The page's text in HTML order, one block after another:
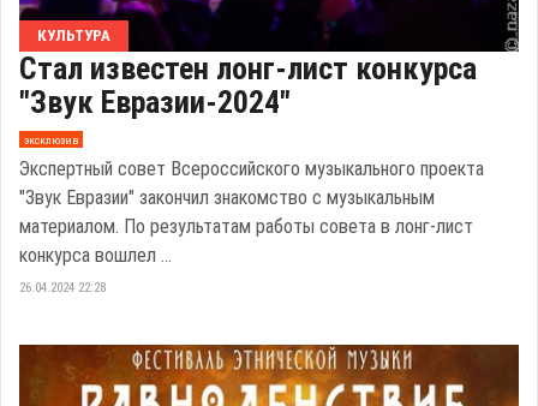
КУЛЬТУРА
Стал известен лонг-лист конкурса
"Звук Евразии-2024"
эксклюзив
Экспертный совет Всероссийского музыкального проекта
"Звук Евразии" закончил знакомство с музыкальным
материалом. По результатам работы совета в лонг-лист
конкурса вошлел ...
26.04.2024 22:28